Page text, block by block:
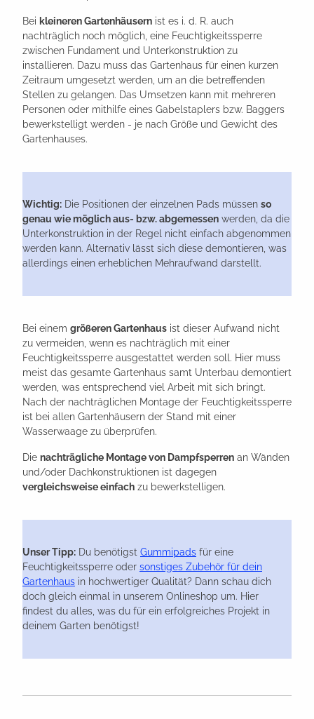
Bei kleineren Gartenhäusern ist es i. d. R. auch
nachträglich noch möglich, eine Feuchtigkeitssperre
zwischen Fundament und Unterkonstruktion zu
installieren. Dazu muss das Gartenhaus für einen kurzen
Zeitraum umgesetzt werden, um an die betreffenden
Stellen zu gelangen. Das Umsetzen kann mit mehreren
Personen oder mithilfe eines Gabelstaplers bzw. Baggers
bewerkstelligt werden - je nach Größe und Gewicht des
Gartenhauses.
Wichtig: Die Positionen der einzelnen Pads müssen so
genau wie möglich aus- bzw. abgemessen werden, da die
Unterkonstruktion in der Regel nicht einfach abgenommen
werden kann. Alternativ lässt sich diese demontieren, was
allerdings einen erheblichen Mehraufwand darstellt.
Bei einem größeren Gartenhaus ist dieser Aufwand nicht
zu vermeiden, wenn es nachträglich mit einer
Feuchtigkeitssperre ausgestattet werden soll. Hier muss
meist das gesamte Gartenhaus samt Unterbau demontiert
werden, was entsprechend viel Arbeit mit sich bringt.
Nach der nachträglichen Montage der Feuchtigkeitssperre
ist bei allen Gartenhäusern der Stand mit einer
Wasserwaage zu überprüfen.
Die nachträgliche Montage von Dampfsperren an Wänden
und/oder Dachkonstruktionen ist dagegen
vergleichsweise einfach zu bewerkstelligen.
Unser Tipp: Du benötigst Gummipads für eine
Feuchtigkeitssperre oder sonstiges Zubehör für dein
Gartenhaus in hochwertiger Qualität? Dann schau dich
doch gleich einmal in unserem Onlineshop um. Hier
findest du alles, was du für ein erfolgreiches Projekt in
deinem Garten benötigst!